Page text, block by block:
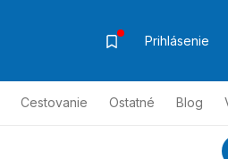
Prihlásenie
Cestovanie Ostatné Blog